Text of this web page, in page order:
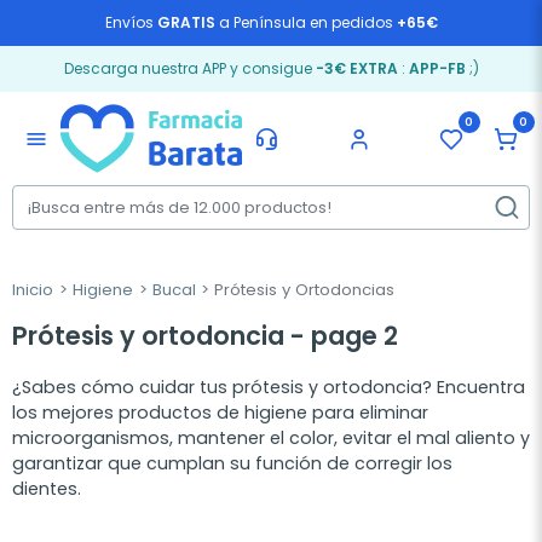
Envíos GRATIS a Península en pedidos +65€
Descarga nuestra APP y consigue -3€ EXTRA: APP-FB ;)
menu
0 0
Inicio Higiene Bucal Prótesis y Ortodoncias
Prótesis y ortodoncia - page 2
¿Sabes cómo cuidar tus prótesis y ortodoncia? Encuentra
los mejores productos de higiene para eliminar
microorganismos, mantener el color, evitar el mal aliento y
garantizar que cumplan su función de corregir los
dientes.